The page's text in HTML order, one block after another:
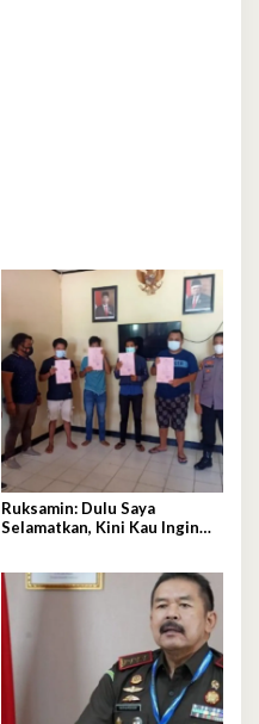
Ruksamin: Dulu Saya
Selamatkan, Kini Kau Ingin